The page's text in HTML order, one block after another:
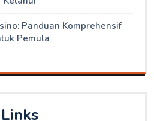
Panduan Komprehensif
Pemula
Links